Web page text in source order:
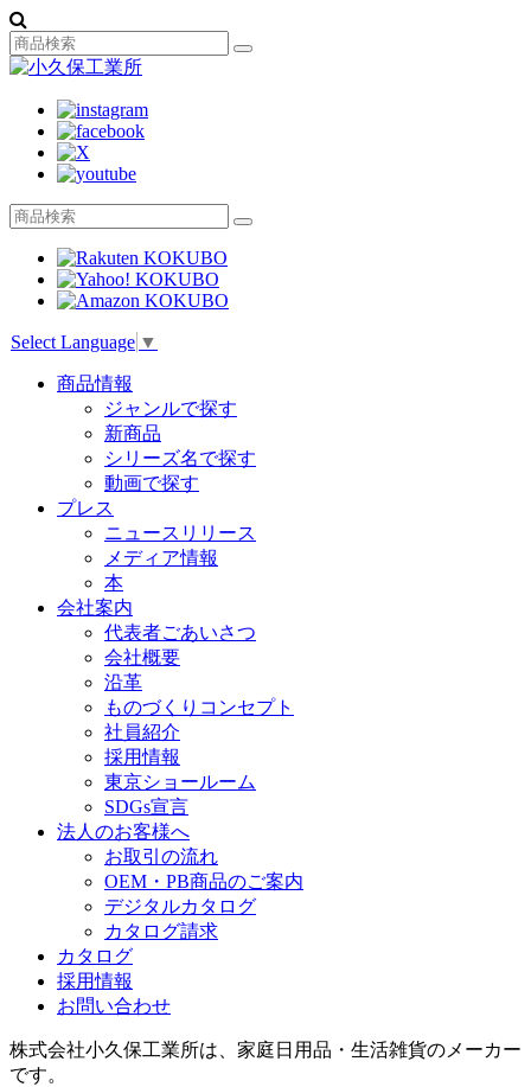
Select Language ▼
商品情報
ジャンルで探す
新商品
シリーズ名で探す
動画で探す
プレス
ニュースリリース
メディア情報
本
会社案内
代表者ごあいさつ
会社概要
沿革
ものづくりコンセプト
社員紹介
採用情報
東京ショールーム
SDGs宣言
法人のお客様へ
お取引の流れ
OEM・PB商品のご案内
デジタルカタログ
カタログ請求
カタログ
採用情報
お問い合わせ
株式会社小久保工業所は、家庭日用品・生活雑貨のメーカー
です。